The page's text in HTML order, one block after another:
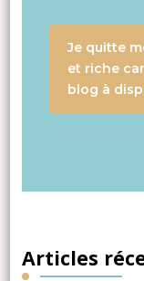
Je quitte
et riche
blog à
Articles